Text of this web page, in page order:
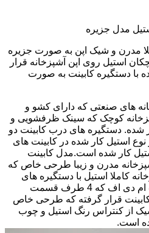
مدل جزیره
مدرن و شیک اپن به صورت جزیره
استیل روی اپن آشپزخانه قرار
با دستگیره کابینت به صورت
های صنعتی که دارای کشو و
کوچک که سینک ظرفشویی و
شده. دستگیره های درب کابینت دو
نوع استیل کار شده در کابینت های
کار شده است.مدل کابینت
مدرن و زیبا طرحی خاص که
کاملا استیل با دستگیره های
بزرگ و کابینت های سمت چپ ام دی اف که 4 طرف قسمت
قرار گرفته که طرحی خاص
از کنتراس رنگ استیل و چوب
است.